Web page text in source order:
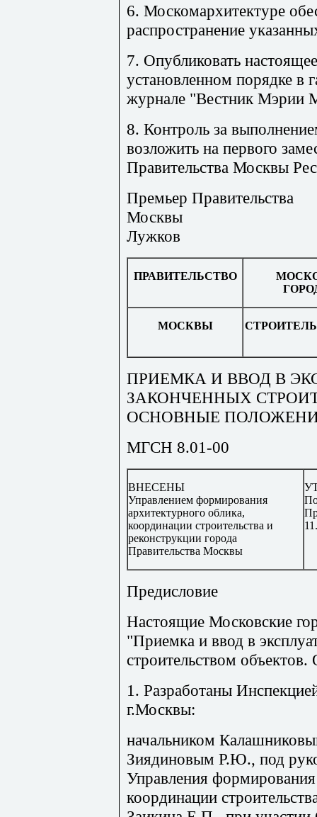
6. Москомархитектуре
распространение
7. Опубликовать
установленном порядке в
журнале "Вестник Мэрии
8. Контроль за
возложить на первого
Правительства Москвы
Премьер Правительства
Москвы
Лужков
ПРАВИТЕЛЬСТВО
МОСКВЫ
ПРИЕМКА И ВВОД В
ЗАКОНЧЕННЫХ
ОСНОВНЫЕ
МГСН 8.01-00
ВНЕСЕНЫ
Управлением формирования
архитектурного облика,
координации строительства и
реконструкции города
Правительства Москвы
Предисловие
Настоящие Московские
"Приемка и ввод в
строительством
1. Разработаны
г.Москвы:
начальником
Зиядиновым Р.Ю., под
Управления
координации